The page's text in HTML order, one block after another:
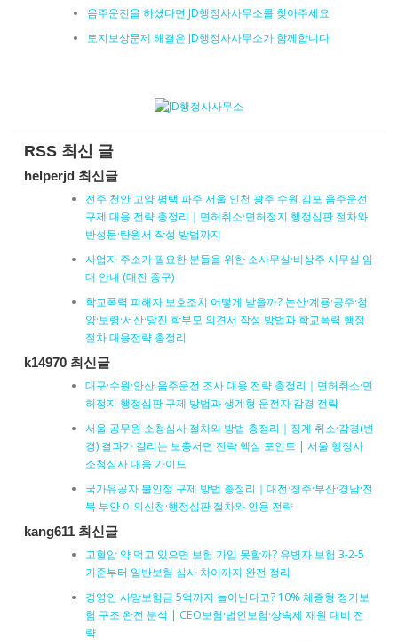
음주운전을 하셨다면 JD행정사사무소를 찾아주세요
토지보상문제 해결은 JD행정사사무소가 함께합니다
RSS 최신 글
helperjd 최신글
전주 천안 고양 평택 파주 서울 인천 광주 수원 김포 음주운전
구제 대응 전략 총정리｜면허취소·면허정지 행정심판 절차와
반성문·탄원서 작성 방법까지
사업자 주소가 필요한 분들을 위한 소사무실·비상주 사무실 임
대 안내 (대전 중구)
학교폭력 피해자 보호조치 어떻게 받을까? 논산·계룡·공주·청
양·보령·서산·당진 학부모 의견서 작성 방법과 학교폭력 행정
절차 대응전략 총정리
k14970 최신글
대구·수원·안산 음주운전 조사 대응 전략 총정리｜면허취소·면
허정지 행정심판 구제 방법과 생계형 운전자 감경 전략
서울 공무원 소청심사 절차와 방법 총정리｜징계 취소·감경(변
경) 결과가 갈리는 보충서면 전략 핵심 포인트 | 서울 행정사
소청심사 대응 가이드
국가유공자 불인정 구제 방법 총정리｜대전·청주·부산·경남·전
북 부안 이의신청·행정심판 절차와 인용 전략
kang611 최신글
고혈압 약 먹고 있으면 보험 가입 못할까? 유병자 보험 3-2-5
기준부터 일반보험 심사 차이까지 완전 정리
경영인 사망보험금 5억까지 늘어난다고? 10% 체증형 정기보
험 구조 완전 분석 | CEO보험·법인보험·상속세 재원 대비 전
략